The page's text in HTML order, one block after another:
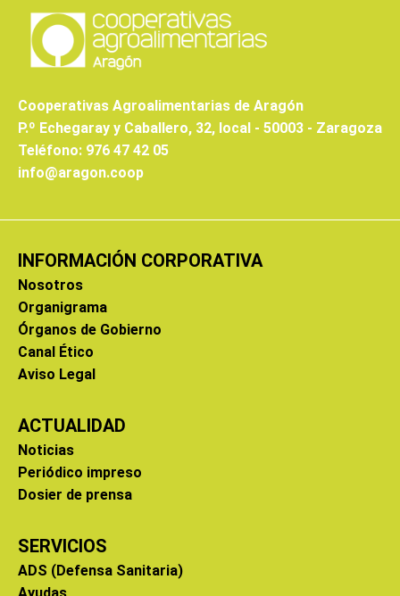
Cooperativas Agroalimentarias de Aragón
P.º Echegaray y Caballero, 32, local - 50003 - Zaragoza
Teléfono: 976 47 42 05
info@aragon.coop
INFORMACIÓN CORPORATIVA
Nosotros
Organigrama
Órganos de Gobierno
Canal Ético
Aviso Legal
ACTUALIDAD
Noticias
Periódico impreso
Dosier de prensa
SERVICIOS
ADS (Defensa Sanitaria)